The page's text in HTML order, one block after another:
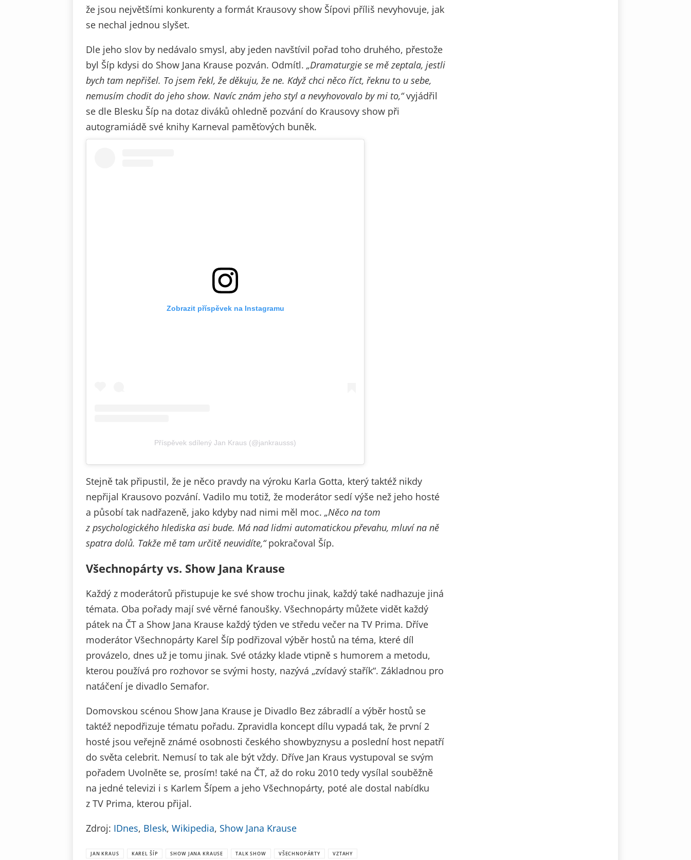
že jsou největšími konkurenty a formát Krausovy show Šípovi příliš nevyhovuje, jak
se nechal jednou slyšet.
Dle jeho slov by nedávalo smysl, aby jeden navštívil pořad toho druhého, přestože
byl Šíp kdysi do Show Jana Krause pozván. Odmítl. „Dramaturgie se mě zeptala, jestli
bych tam nepřišel. To jsem řekl, že děkuju, že ne. Když chci něco říct, řeknu to u sebe,
nemusím chodit do jeho show. Navíc znám jeho styl a nevyhovovalo by mi to,“vyjádřil
se dle Blesku Šíp na dotaz diváků ohledně pozvání do Krausovy show při
autogramiádě své knihy Karneval paměťových buněk.
Zobrazit příspěvek na Instagramu
Příspěvek sdílený Jan Kraus (@jankrausss)
Stejně tak připustil, že je něco pravdy na výroku Karla Gotta, který taktéž nikdy
nepřijal Krausovo pozvání. Vadilo mu totiž, že moderátor sedí výše než jeho hosté
a působí tak nadřazeně, jako kdyby nad nimi měl moc. „Něco na tom
z psychologického hlediska asi bude. Má nad lidmi automatickou převahu, mluví na ně
spatra dolů. Takže mě tam určitě neuvidíte,“pokračoval Šíp.
Všechnopárty vs. Show Jana Krause
Každý z moderátorů přistupuje ke své show trochu jinak, každý také nadhazuje jiná
témata. Oba pořady mají své věrné fanoušky. Všechnopárty můžete vidět každý
pátek na ČT a Show Jana Krause každý týden ve středu večer na TV Prima. Dříve
moderátor Všechnopárty Karel Šíp podřizoval výběr hostů na téma, které díl
provázelo, dnes už je tomu jinak. Své otázky klade vtipně s humorem a metodu,
kterou používá pro rozhovor se svými hosty, nazývá „zvídavý stařík“. Základnou pro
natáčení je divadlo Semafor.
Domovskou scénou Show Jana Krause je Divadlo Bez zábradlí a výběr hostů se
taktéž nepodřizuje tématu pořadu. Zpravidla koncept dílu vypadá tak, že první 2
hosté jsou veřejně známé osobnosti českého showbyznysu a poslední host nepatří
do světa celebrit. Nemusí to tak ale být vždy. Dříve Jan Kraus vystupoval se svým
pořadem Uvolněte se, prosím! také na ČT, až do roku 2010 tedy vysílal souběžně
na jedné televizi i s Karlem Šípem a jeho Všechnopárty, poté ale dostal nabídku
z TV Prima, kterou přijal.
Zdroj: IDnes, Blesk, Wikipedia, Show Jana Krause
JAN KRAUS KAREL ŠÍP SHOW JANA KRAUSE TALK SHOW VŠECHNOPÁRTY VZTAHY